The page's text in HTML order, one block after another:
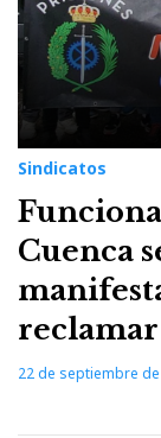
Sindicatos
Cuenca
22 de septiembre de